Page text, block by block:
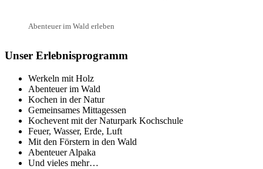
Abenteuer im Wald erleben
Unser Erlebnisprogramm
Werkeln mit Holz
Abenteuer im Wald
Kochen in der Natur
Gemeinsames Mittagessen
Kochevent mit der Naturpark Kochschule
Feuer, Wasser, Erde, Luft
Mit den Förstern in den Wald
Abenteuer Alpaka
Und vieles mehr…